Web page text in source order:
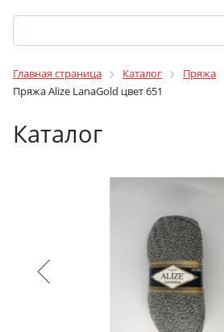
Главная страница Каталог Пряжа
Пряжа Alize LanaGold цвет 651
Каталог